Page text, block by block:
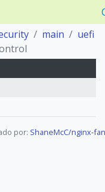
main
uefi
por: ShaneMcC/nginx-